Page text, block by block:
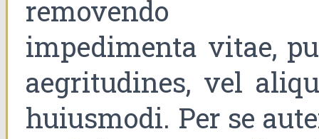
removendo
impedimenta vitae,
aegritudines, vel
huiusmodi. Per se